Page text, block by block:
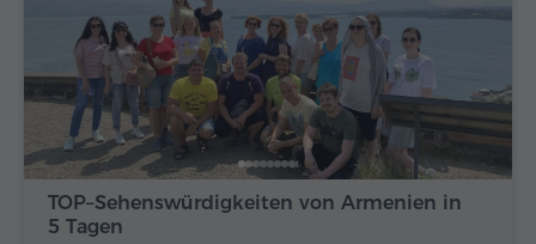
TOP–Sehenswürdigkeiten von Armenien in
5 Tagen